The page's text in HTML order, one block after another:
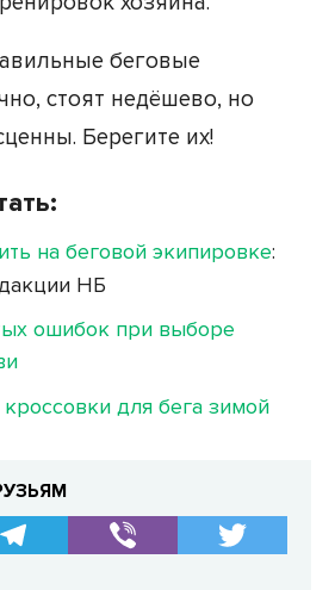
беговые
стоят недёшево, но
Берегите их!
на беговой экипировке:
НБ
ошибок при выборе
для бега зимой